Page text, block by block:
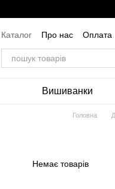
Каталог Про нас Оплата
Угода користувача
Вишиванки
Головна
Немає товарів